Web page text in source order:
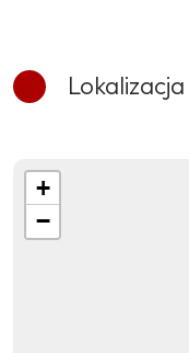
Lokalizacja
+
−